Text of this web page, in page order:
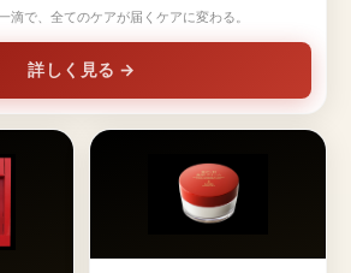
滴で、全てのケアが届くケアに変わる。
詳しく見る →